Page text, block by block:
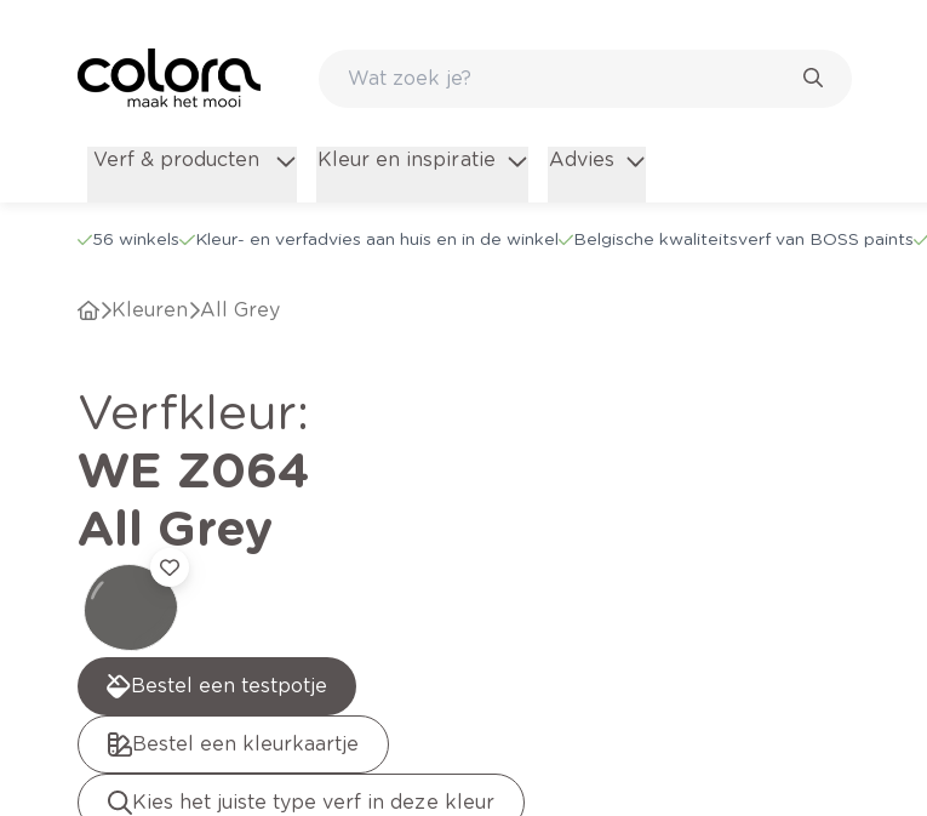
Verf & producten Kleur en inspiratie Advies
56 winkels Kleur- en verfadvies aan huis en in de winkel Belgische kwaliteitsverf van BOSS paints
Kleuren All Grey
verfkleur:
WE Z064
All Grey
Bestel een testpotje
Bestel een kleurkaartje
Kies het juiste type verf in deze kleur